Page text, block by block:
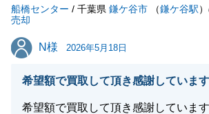
船橋センター / 千葉県 鎌ケ谷市 （鎌ケ谷駅
売却
N様
N様 2026年5月18日
希望額で買取して頂き感謝しています
希望額で買取して頂き感謝しています